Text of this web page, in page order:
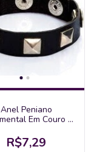
Anel Peniano
Em Couro E
R$7,29